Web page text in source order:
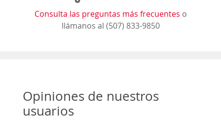
Consulta las preguntas más frecuentes o
llámanos al (507) 833-9850
Opiniones de nuestros
usuarios